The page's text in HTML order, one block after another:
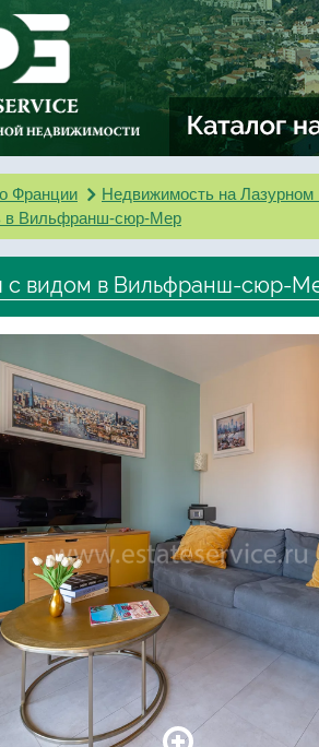
Франции
Недвижимость на Лазурном
в Вильфранш-сюр-Мер
с видом в Вильфранш-сюр-